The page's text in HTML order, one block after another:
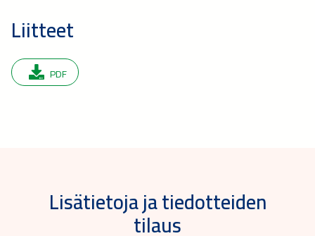
Liitteet
PDF
Lisätietoja ja tiedotteiden
tilaus